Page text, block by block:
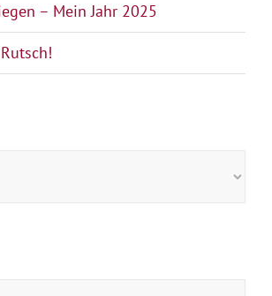
– Mein Jahr 2025